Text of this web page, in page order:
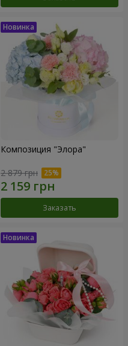
Композиция "Элора"
2 879 грн
Заказать